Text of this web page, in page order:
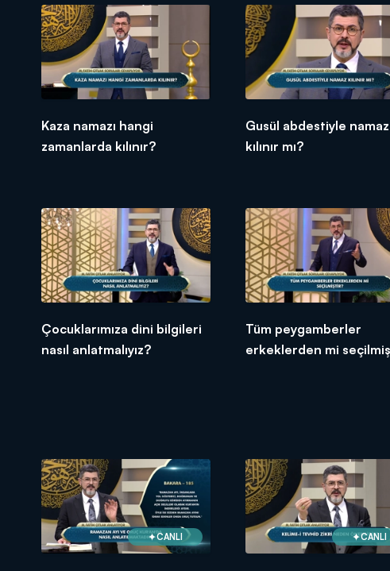
Kaza namazı hangi
zamanlarda kılınır?
Gusül abdestiyle namaz
kılınır mı?
Çocuklarımıza dini bilgileri
nasıl anlatmalıyız?
Tüm peygamberler
erkeklerden mi
CANLI CANLI